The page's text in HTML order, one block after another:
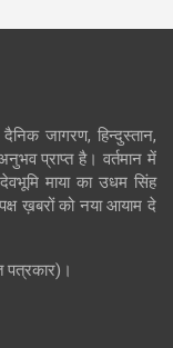
जागरण, हिन्दुस्तान,
प्राप्त है। वर्तमान में
माया का उधम सिंह
ख़बरों को नया आयाम दे
पत्रकार)।